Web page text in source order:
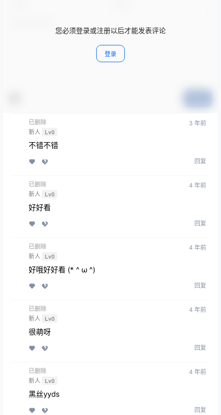
您必须登录或注册以后才能发表评论
登录
已删除
新人 Lv0
3 年前
不错不错
回复
已删除
新人 Lv0
4 年前
好好看
回复
已删除
新人 Lv0
4 年前
好哦好好看 (* ^ ω ^)
回复
已删除
新人 Lv0
4 年前
很萌呀
回复
已删除
新人 Lv0
4 年前
黑丝yyds
回复